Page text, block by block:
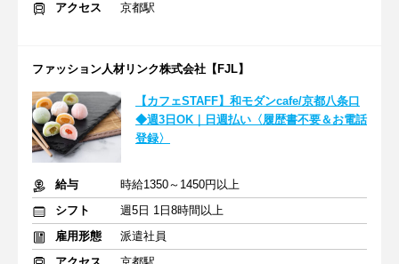
アクセス
京都駅
ファッション人材リンク株式会社【FJL】
【カフェSTAFF】和モダンcafe/京都八条口
◆週3日OK｜日週払い〈履歴書不要＆お電話
登録〉
給与
時給1350～1450円以上
シフト
週5日 1日8時間以上
雇用形態
派遣社員